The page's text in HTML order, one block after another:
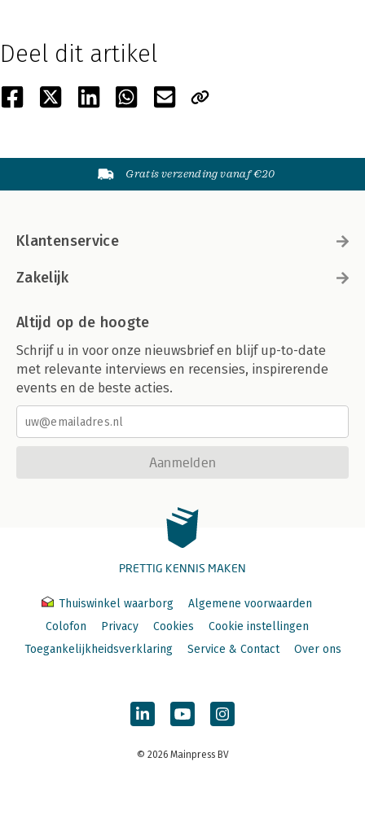
Deel dit artikel
Gratis verzending vanaf €20
Klantenservice
Zakelijk
Altijd op de hoogte
Schrijf u in voor onze nieuwsbrief en blijf up-to-date
met relevante interviews en recensies, inspirerende
events en de beste acties.
Aanmelden
PRETTIG KENNIS MAKEN
Thuiswinkel waarborg
Algemene voorwaarden
Colofon
Privacy Cookies
Cookie instellingen
Toegankelijkheidsverklaring
Service & Contact Over ons
© 2026 Mainpress BV